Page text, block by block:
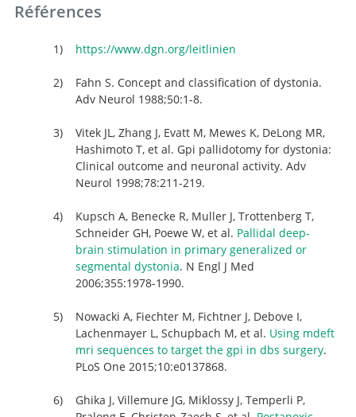
Références
https://www.dgn.org/leitlinien
Fahn S. Concept and classification of dystonia.
Adv Neurol 1988;50:1-8.
Vitek JL, Zhang J, Evatt M, Mewes K, DeLong MR,
Hashimoto T, et al. Gpi pallidotomy for dystonia:
Clinical outcome and neuronal activity. Adv
Neurol 1998;78:211-219.
Kupsch A, Benecke R, Muller J, Trottenberg T,
Schneider GH, Poewe W, et al. Pallidal deep-
brain stimulation in primary generalized or
segmental dystonia. N Engl J Med
2006;355:1978-1990.
Nowacki A, Fiechter M, Fichtner J, Debove I,
Lachenmayer L, Schupbach M, et al. Using mdeft
mri sequences to target the gpi in dbs surgery.
PLoS One 2015;10:e0137868.
Ghika J, Villemure JG, Miklossy J, Temperli P,